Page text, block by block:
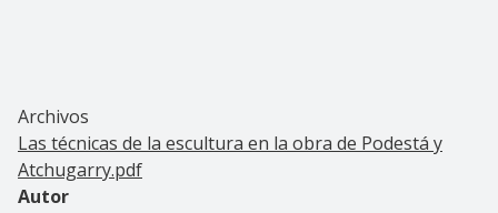
Archivos
Las técnicas de la escultura en la obra de Podestá y
Atchugarry.pdf
Autor